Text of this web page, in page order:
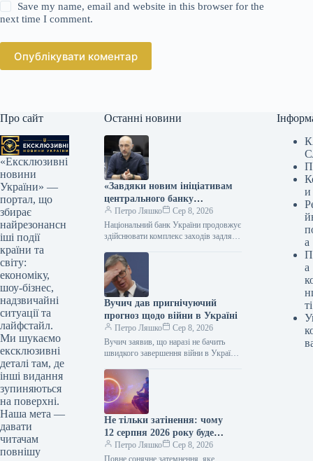
Save my name, email and website in this browser for the
next time I comment.
Опублікувати коментар
Про сайт
«Ексклюзивні
новини
України» —
портал, що
збирає
найрезонансн
іші події
країни та
світу:
економіку,
шоу-бізнес,
надзвичайні
ситуації та
лайфстайл.
Ми шукаємо
ексклюзивні
деталі там, де
інші видання
зупиняються
на поверхні.
Наша мета —
давати
читачам
повнішу
Останні новини
«Завдяки новим ініціативам
центрального банку
підприємці зможуть отримати
ширший доступ до позик», —
зазначив керівник
Пишний.
Петро Ляшко
Сер 8, 2026
Національний банк України продовжує
здійснювати комплекс заходів задля
компаній, які входять до стратегічно
важливих секторів економіки.…
Вучич дав пригнічуючий
прогноз щодо війни в Україні
Петро Ляшко
Сер 8, 2026
Вучич заявив, що наразі не бачить
швидкого завершення війни в Україні.
Президент Сербії Александар…
Не тільки затінення: чому
12 серпня 2026 року буде
найважливішою
астрономічною подією року
Петро Ляшко
Сер 8, 2026
и
а
а
ті